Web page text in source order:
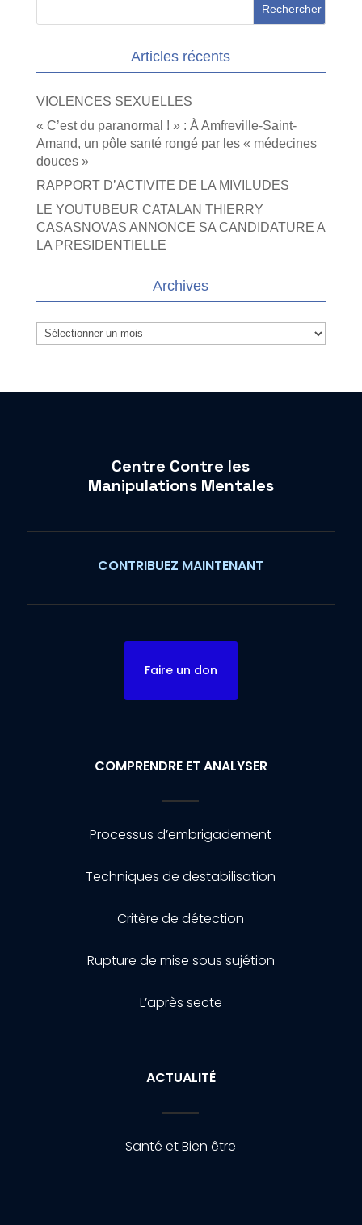
Articles récents
VIOLENCES SEXUELLES
« C’est du paranormal ! » : À Amfreville-Saint-
Amand, un pôle santé rongé par les « médecines
douces »
RAPPORT D’ACTIVITE DE LA MIVILUDES
LE YOUTUBEUR CATALAN THIERRY
CASASNOVAS ANNONCE SA CANDIDATURE A
LA PRESIDENTIELLE
Archives
Archives
Centre Contre les
Manipulations Mentales
CONTRIBUEZ MAINTENANT
Faire un don
COMPRENDRE ET ANALYSER
Processus d’embrigadement
Techniques de destabilisation
Critère de détection
Rupture de mise sous sujétion
L’après secte
ACTUALITÉ
Santé et Bien être